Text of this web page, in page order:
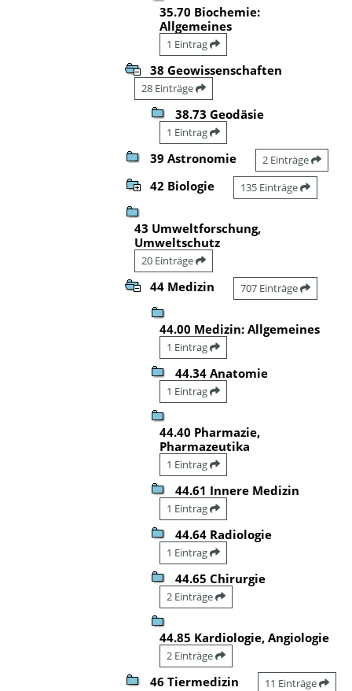
35.70 Biochemie:
Allgemeines
1 Eintrag
38 Geowissenschaften
28 Einträge
38.73 Geodäsie
1 Eintrag
39 Astronomie 2 Einträge
42 Biologie 135 Einträge
43 Umweltforschung,
Umweltschutz
20 Einträge
44 Medizin 707 Einträge
44.00 Medizin: Allgemeines
1 Eintrag
44.34 Anatomie
1 Eintrag
44.40 Pharmazie,
Pharmazeutika
1 Eintrag
44.61 Innere Medizin
1 Eintrag
44.64 Radiologie
1 Eintrag
44.65 Chirurgie
2 Einträge
44.85 Kardiologie, Angiologie
2 Einträge
46 Tiermedizin 11 Einträge